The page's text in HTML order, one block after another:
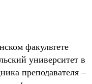
факультете
университет в
преподавателя –